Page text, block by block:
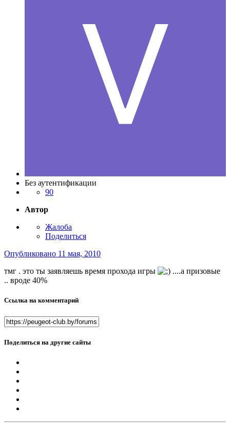
Без аутентификации
90
Автор
Жалоба
Поделиться
Опубликовано 11 мая, 2010
тмг . это ты заявляешь время прохода игры
....а призовые
.. вроде 40%
Ссылка на комментарий
Поделиться на другие сайты